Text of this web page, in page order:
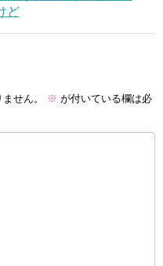
ど
せん。 ※ が付いている欄は必